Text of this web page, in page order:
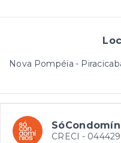
Nova Pompéia -
CRECI -